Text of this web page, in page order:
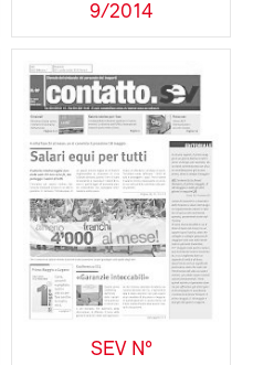
9/2014
SEV N°